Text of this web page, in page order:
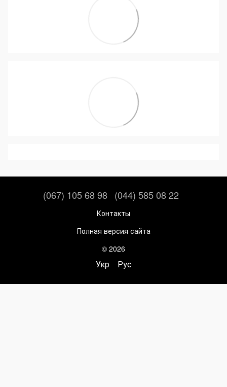
(067) 105 68 98 (044) 585 08 22
Контакты
Полная версия сайта
© 2026
Укр Рус